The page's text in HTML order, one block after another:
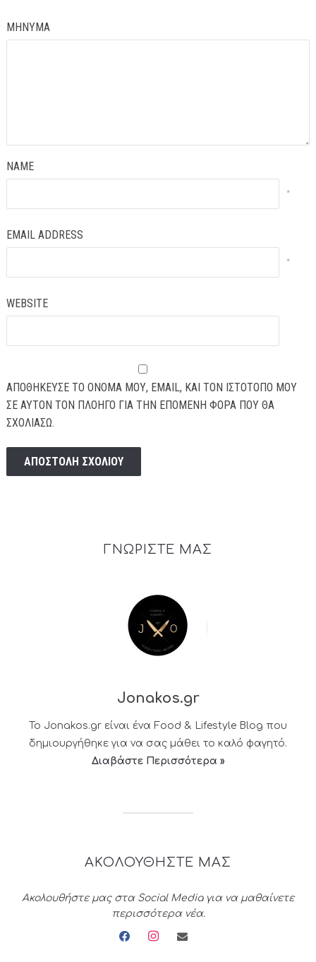
ΜΗΝΥΜΑ
NAME
*
EMAIL ADDRESS
*
WEBSITE
ΑΠΟΘΉΚΕΥΣΕ ΤΟ ΌΝΟΜΆ ΜΟΥ, EMAIL, ΚΑΙ ΤΟΝ ΙΣΤΌΤΟΠΟ ΜΟΥ
ΣΕ ΑΥΤΌΝ ΤΟΝ ΠΛΟΗΓΌ ΓΙΑ ΤΗΝ ΕΠΌΜΕΝΗ ΦΟΡΆ ΠΟΥ ΘΑ
ΣΧΟΛΙΆΣΩ.
ΓΝΩΡΙΣΤΕ ΜΑΣ
Jonakos.gr
Το Jonakos.gr είναι ένα Food & Lifestyle Blog που
δημιουργήθηκε για να σας μάθει το καλό φαγητό.
Διαβάστε Περισσότερα »
ΑΚΟΛΟΥΘΗΣΤΕ ΜΑΣ
Ακολουθήστε μας στα Social Media για να μαθαίνετε
περισσότερα νέα.
facebookinstagramenvelope